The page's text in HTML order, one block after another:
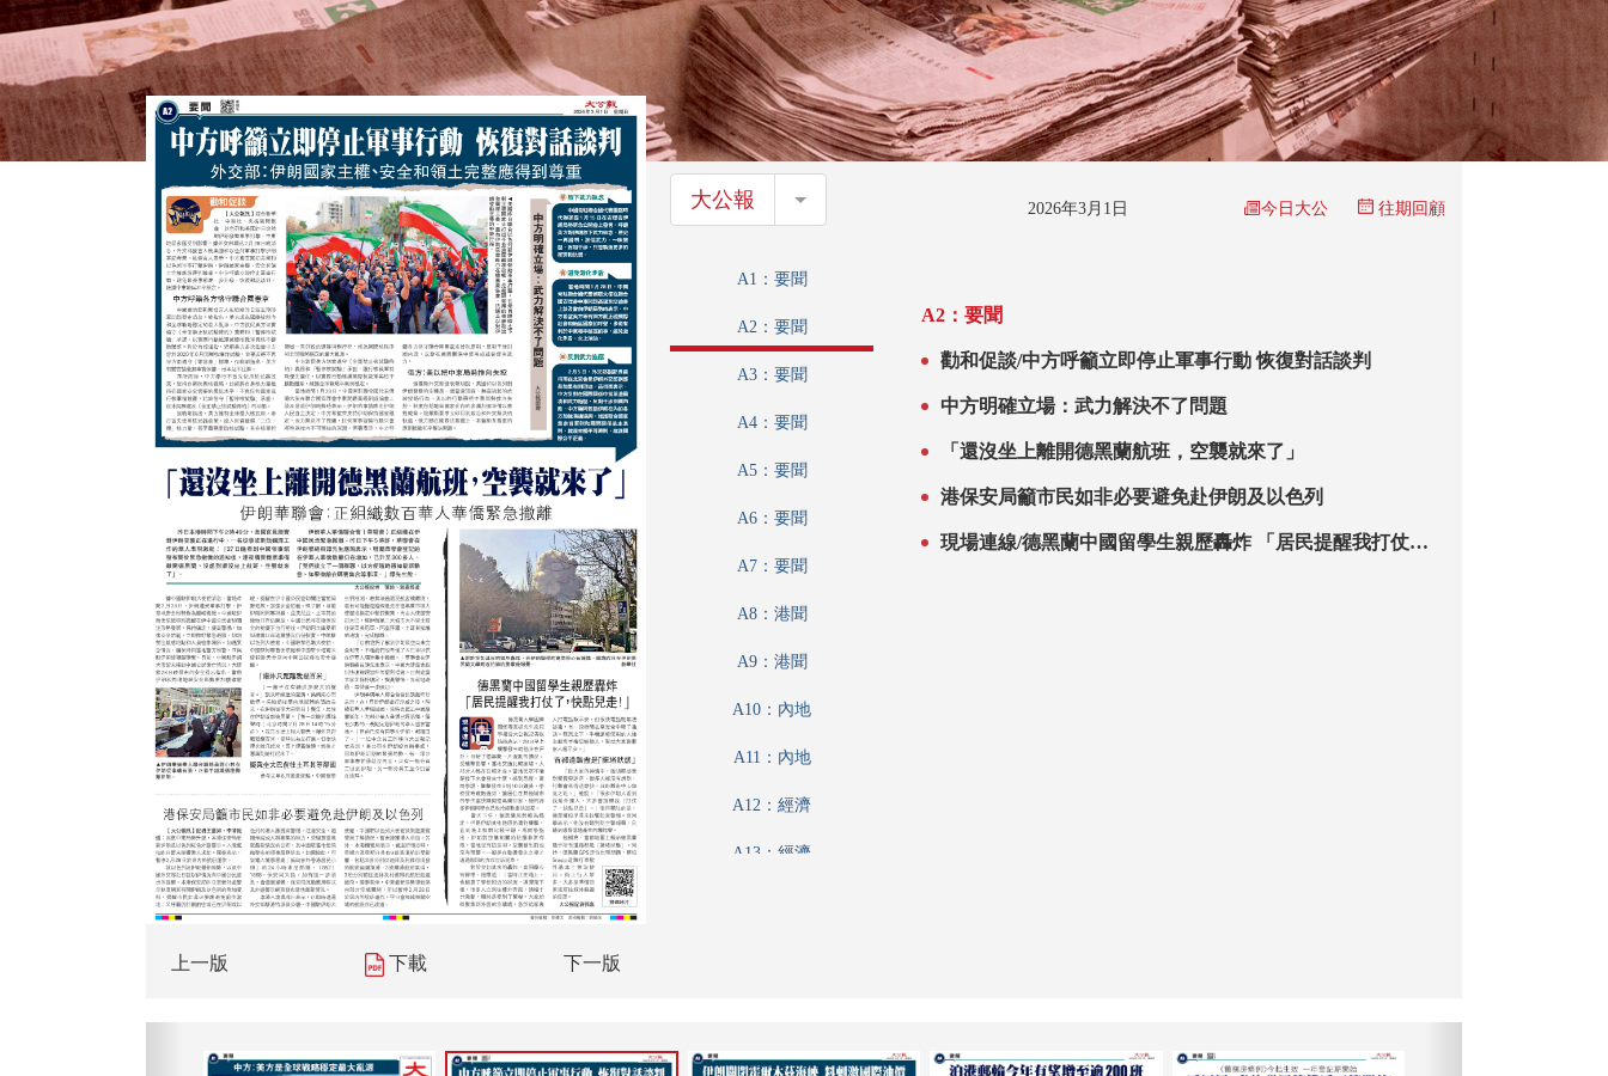
上一版 下載 下一版
大公報 大公報 2026年3月1日 今日大公 往期回顧
A1：要聞
A2：要聞
A3：要聞
A4：要聞
A5：要聞
A6：要聞
A7：要聞
A8：港聞
A9：港聞
A10：內地
A11：內地
A12：經濟
A13：經濟
A2：要聞
勸和促談/中方呼籲立即停止軍事行動 恢復對話談判
中方明確立場：武力解決不了問題
「還沒坐上離開德黑蘭航班，空襲就來了」
港保安局籲市民如非必要避免赴伊朗及以色列
現場連線/德黑蘭中國留學生親歷轟炸 「居民提醒我打仗